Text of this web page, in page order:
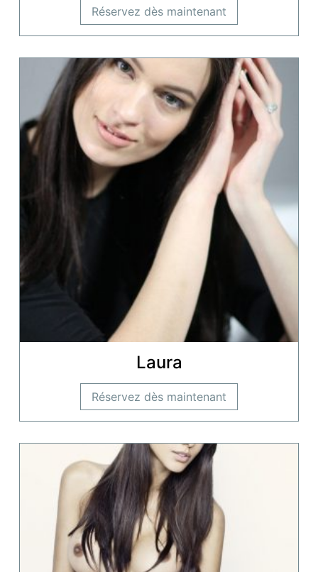
Réservez dès maintenant
Laura
Réservez dès maintenant